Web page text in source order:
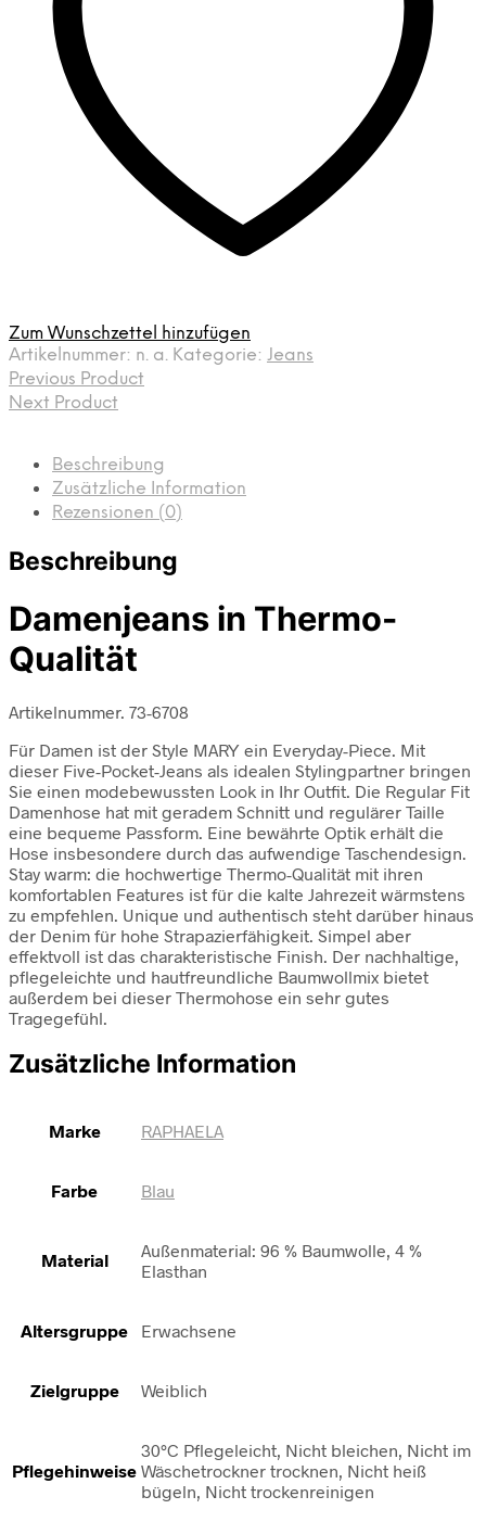
Zum Wunschzettel hinzufügen
Artikelnummer: n. a. Kategorie: Jeans
Previous Product
Next Product
Beschreibung
Zusätzliche Information
Rezensionen (0)
Beschreibung
Damenjeans in Thermo-
Qualität
Artikelnummer. 73-6708
Für Damen ist der Style MARY ein Everyday-Piece. Mit
dieser Five-Pocket-Jeans als idealen Stylingpartner bringen
Sie einen modebewussten Look in Ihr Outfit. Die Regular Fit
Damenhose hat mit geradem Schnitt und regulärer Taille
eine bequeme Passform. Eine bewährte Optik erhält die
Hose insbesondere durch das aufwendige Taschendesign.
Stay warm: die hochwertige Thermo-Qualität mit ihren
komfortablen Features ist für die kalte Jahrezeit wärmstens
zu empfehlen. Unique und authentisch steht darüber hinaus
der Denim für hohe Strapazierfähigkeit. Simpel aber
effektvoll ist das charakteristische Finish. Der nachhaltige,
pflegeleichte und hautfreundliche Baumwollmix bietet
außerdem bei dieser Thermohose ein sehr gutes
Tragegefühl.
Zusätzliche Information
Marke RAPHAELA
Farbe Blau
Material
Außenmaterial: 96 % Baumwolle, 4 %
Elasthan
Altersgruppe Erwachsene
Zielgruppe Weiblich
Pflegehinweise
30°C Pflegeleicht, Nicht bleichen, Nicht im
Wäschetrockner trocknen, Nicht heiß
bügeln, Nicht trockenreinigen